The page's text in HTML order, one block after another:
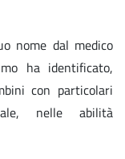
nome dal medico
ha identificato,
con particolari
nelle abilità